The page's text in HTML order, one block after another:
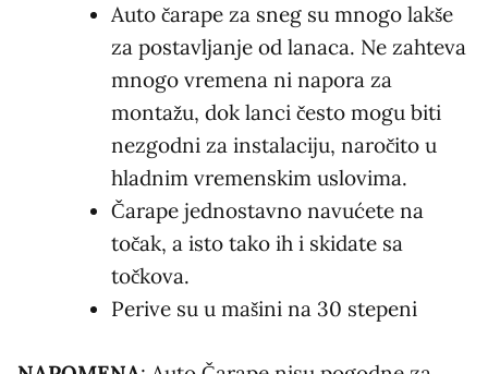
Auto čarape za sneg su mnogo lakše
za postavljanje od lanaca. Ne zahteva
mnogo vremena ni napora za
montažu, dok lanci često mogu biti
nezgodni za instalaciju, naročito u
hladnim vremenskim uslovima.
Čarape jednostavno navućete na
točak, a isto tako ih i skidate sa
točkova.
Perive su u mašini na 30 stepeni